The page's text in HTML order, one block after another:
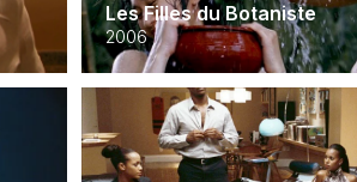
Les Filles du Botaniste
2006